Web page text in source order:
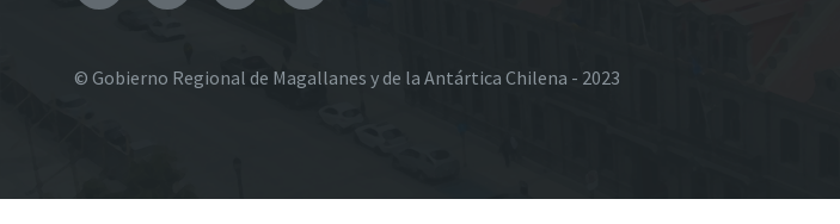
© Gobierno Regional de Magallanes y de la Antártica Chilena - 2023